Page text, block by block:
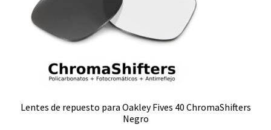
Lentes de repuesto para Oakley Fives 40 ChromaShifters
Negro